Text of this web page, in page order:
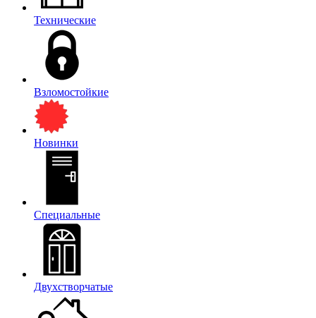
Технические
Взломостойкие
Новинки
Специальные
Двухстворчатые